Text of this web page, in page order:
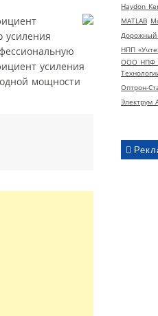
Haydon
MATLAB
Дорожный
НПП
ООО НПФ
Оптрон-
Электрум
усиления
усиления
мощности